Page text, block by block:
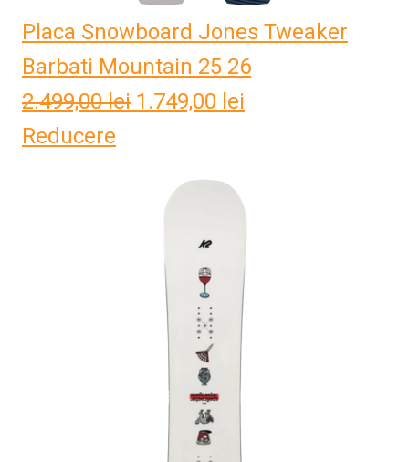
Placa Snowboard Jones Tweaker
Barbati Mountain 25 26
2.499,00lei Prețul
fost:
2.499,00 lei.
1.749,00 lei
Reducere